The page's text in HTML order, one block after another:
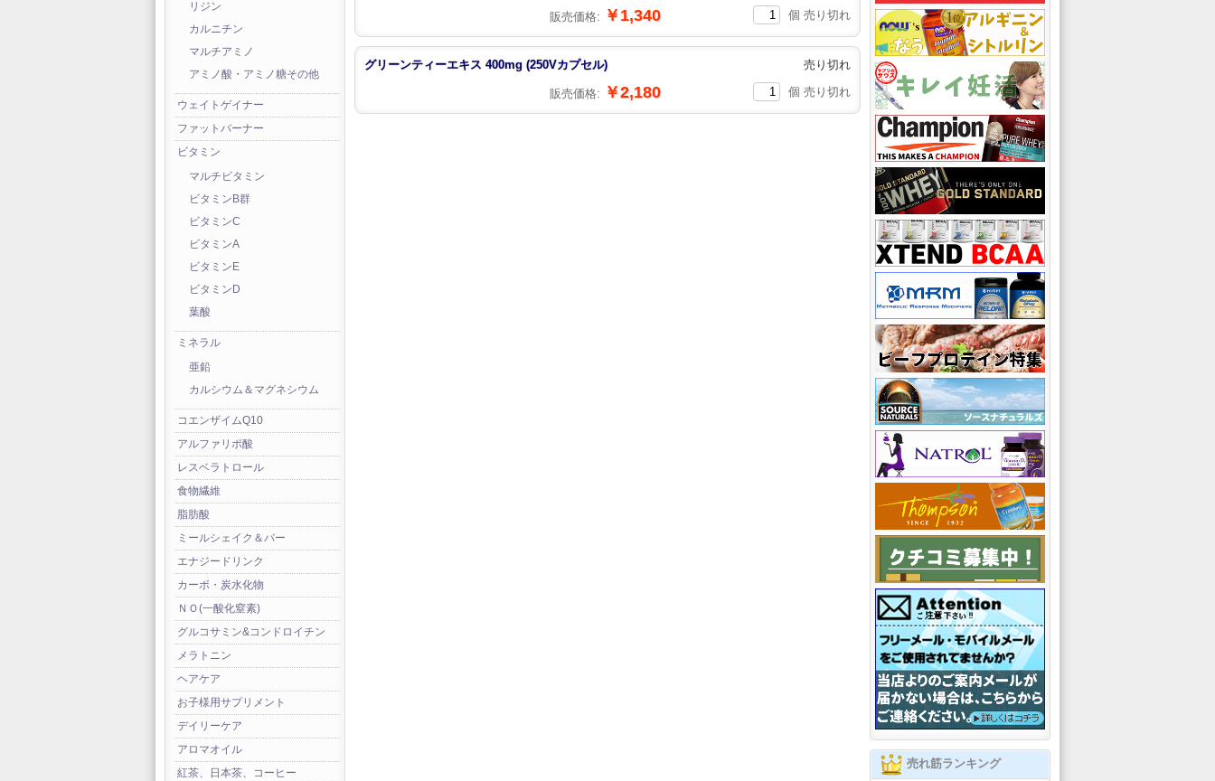
リジン
カルニチン
マルチアミノ
アミノ酸・アミノ糖その他
ウェイトゲイナー
ファットバーナー
ビタミン
マルチビタミン
ビタミンB群
ビタミンC
ビタミンA
ビタミンE
ビタミンD
葉酸
ミネラル
亜鉛
カルシウム＆マグネシウム
コエンザイムQ10
アルファリポ酸
レスベラトロール
食物繊維
脂肪酸
ミールシェイク＆バー
エナジードリンク
カーボ・炭水化物
ＮＯ(一酸化窒素)
グルコサミン&コンドロイチン
メラトニン
ヘアケア
お子様用サプリメント
デイリーケア
アロマオイル
紅茶、日本茶、コーヒー
販売価格: ￥1,340 個 売り切れ
グリーンティーエキス 400mg (250Vカプセル) 売り切れ
販売価格: ￥2,180 個 売り切れ
売れ筋ランキング